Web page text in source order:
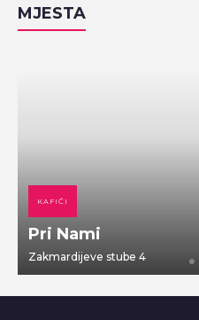
MJESTA
KAFIĆI
Pri Nami
Zakmardijeve stube 4